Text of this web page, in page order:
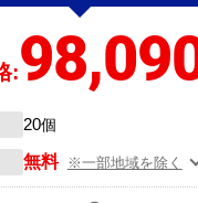
:
20個
無料 ※一部地域を除く